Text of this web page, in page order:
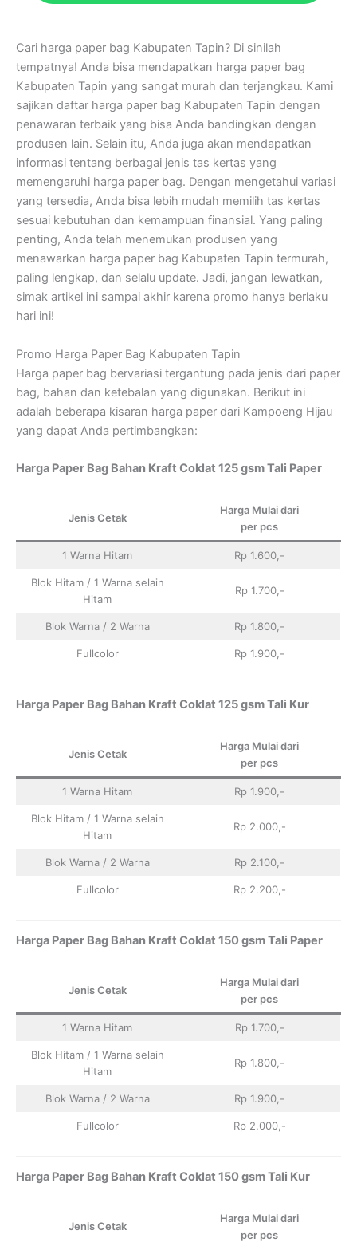
Cari harga paper bag Kabupaten Tapin? Di sinilah
tempatnya! Anda bisa mendapatkan harga paper bag
Kabupaten Tapin yang sangat murah dan terjangkau. Kami
sajikan daftar harga paper bag Kabupaten Tapin dengan
penawaran terbaik yang bisa Anda bandingkan dengan
produsen lain. Selain itu, Anda juga akan mendapatkan
informasi tentang berbagai jenis tas kertas yang
memengaruhi harga paper bag. Dengan mengetahui variasi
yang tersedia, Anda bisa lebih mudah memilih tas kertas
sesuai kebutuhan dan kemampuan finansial. Yang paling
penting, Anda telah menemukan produsen yang
menawarkan harga paper bag Kabupaten Tapin termurah,
paling lengkap, dan selalu update. Jadi, jangan lewatkan,
simak artikel ini sampai akhir karena promo hanya berlaku
hari ini!
Promo Harga Paper Bag Kabupaten Tapin
Harga paper bag bervariasi tergantung pada jenis dari paper
bag, bahan dan ketebalan yang digunakan. Berikut ini
adalah beberapa kisaran harga paper dari Kampoeng Hijau
yang dapat Anda pertimbangkan:
Harga Paper Bag Bahan Kraft Coklat 125 gsm Tali Paper
Jenis Cetak
Harga Mulai dari
per pcs
1 Warna Hitam Rp 1.600,-
Blok Hitam / 1 Warna selain
Hitam
Rp 1.700,-
Blok Warna / 2 Warna Rp 1.800,-
Fullcolor Rp 1.900,-
Harga Paper Bag Bahan Kraft Coklat 125 gsm Tali Kur
Jenis Cetak
Harga Mulai dari
per pcs
1 Warna Hitam Rp 1.900,-
Blok Hitam / 1 Warna selain
Hitam
Rp 2.000,-
Blok Warna / 2 Warna Rp 2.100,-
Fullcolor Rp 2.200,-
Harga Paper Bag Bahan Kraft Coklat 150 gsm Tali Paper
Jenis Cetak
Harga Mulai dari
per pcs
1 Warna Hitam Rp 1.700,-
Blok Hitam / 1 Warna selain
Hitam
Rp 1.800,-
Blok Warna / 2 Warna Rp 1.900,-
Fullcolor Rp 2.000,-
Harga Paper Bag Bahan Kraft Coklat 150 gsm Tali Kur
Jenis Cetak
Harga Mulai dari
per pcs